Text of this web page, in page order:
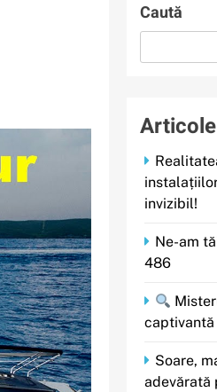
Caută
invizibil!
Ne-am
486
Soare,
adevărată